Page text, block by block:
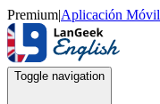
Premium|Aplicación Móvil
Toggle navigation